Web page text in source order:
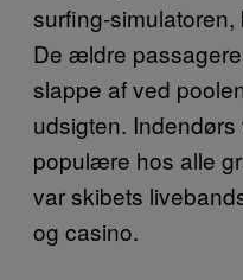
surfing-
De ældre
slappe af ved
udsigten.
populære hos alle
var skibets
og casino.